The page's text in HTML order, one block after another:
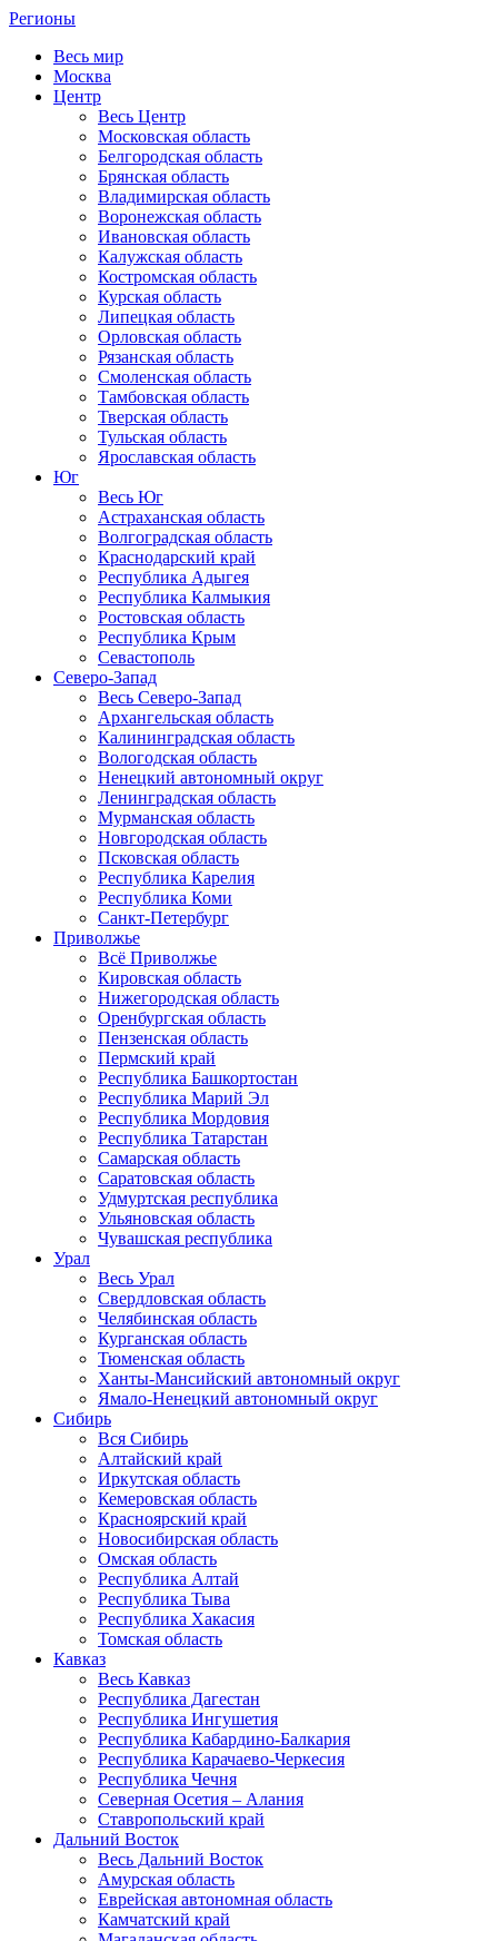
Регионы
Весь мир
Москва
Центр
Весь Центр
Московская область
Белгородская область
Брянская область
Владимирская область
Воронежская область
Ивановская область
Калужская область
Костромская область
Курская область
Липецкая область
Орловская область
Рязанская область
Смоленская область
Тамбовская область
Тверская область
Тульская область
Ярославская область
Юг
Весь Юг
Астраханская область
Волгоградская область
Краснодарский край
Республика Адыгея
Республика Калмыкия
Ростовская область
Республика Крым
Севастополь
Северо-Запад
Весь Северо-Запад
Архангельская область
Калининградская область
Вологодская область
Ненецкий автономный округ
Ленинградская область
Мурманская область
Новгородская область
Псковская область
Республика Карелия
Республика Коми
Санкт-Петербург
Приволжье
Всё Приволжье
Кировская область
Нижегородская область
Оренбургская область
Пензенская область
Пермский край
Республика Башкортостан
Республика Марий Эл
Республика Мордовия
Республика Татарстан
Самарская область
Саратовская область
Удмуртская республика
Ульяновская область
Чувашская республика
Урал
Весь Урал
Свердловская область
Челябинская область
Курганская область
Тюменская область
Ханты-Мансийский автономный округ
Ямало-Ненецкий автономный округ
Сибирь
Вся Сибирь
Алтайский край
Иркутская область
Кемеровская область
Красноярский край
Новосибирская область
Омская область
Республика Алтай
Республика Тыва
Республика Хакасия
Томская область
Кавказ
Весь Кавказ
Республика Дагестан
Республика Ингушетия
Республика Кабардино-Балкария
Республика Карачаево-Черкесия
Республика Чечня
Северная Осетия – Алания
Ставропольский край
Дальний Восток
Весь Дальний Восток
Амурская область
Еврейская автономная область
Камчатский край